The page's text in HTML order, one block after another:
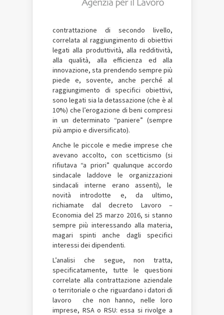
contrattazione di secondo livello,
correlata al raggiungimento di obiettivi
legati alla produttività, alla redditività,
alla qualità, alla efficienza ed alla
innovazione, sta prendendo sempre più
piede e, sovente, anche perché al
raggiungimento di specifici obiettivi,
sono legati sia la detassazione (che è al
10%) che l’erogazione di beni compresi
in un determinato “paniere” (sempre
più ampio e diversificato).
Anche le piccole e medie imprese che
avevano accolto, con scetticismo (si
rifiutava “a priori” qualunque accordo
sindacale laddove le organizzazioni
sindacali interne erano assenti), le
novità introdotte e, da ultimo,
richiamate dal decreto Lavoro –
Economia del 25 marzo 2016, si stanno
sempre più interessando alla materia,
magari spinti anche dagli specifici
interessi dei dipendenti.
L’analisi che segue, non tratta,
specificatamente, tutte le questioni
correlate alla contrattazione aziendale
o territoriale o che riguardano i datori di
lavoro che non hanno, nelle loro
imprese, RSA o RSU: essa si rivolge a